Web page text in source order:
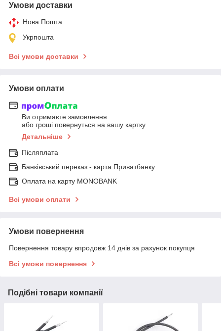
Умови доставки
Нова Пошта
Укрпошта
Всі умови доставки
Умови оплати
Ви отримаєте замовлення
або гроші повернуться на вашу картку
Детальніше
Післяплата
Банківський переказ - карта Приватбанку
Оплата на карту MONOBANK
Всі умови оплати
Умови повернення
Повернення товару впродовж 14 днів за рахунок покупця
Всі умови повернення
Подібні товари компанії